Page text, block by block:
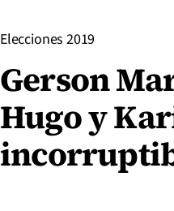
Elecciones 2019
Gerson
Hugo y